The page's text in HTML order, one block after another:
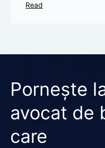
Read
Pornește
avocat de
care